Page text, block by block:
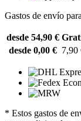
Gastos de envío
desde 54,90 €
desde 0,00 € 7,90
* Estos gastos de